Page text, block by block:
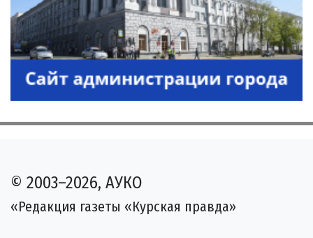
© 2003–2026, АУКО
«Редакция газеты «Курская правда»